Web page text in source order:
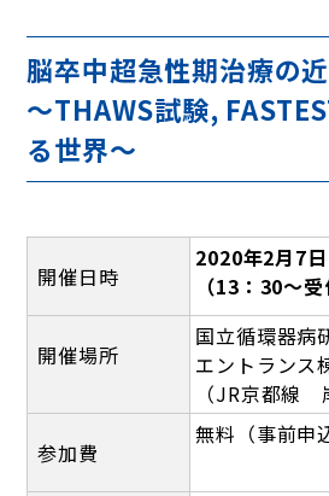
脳卒中超急性期治療の
～THAWS試験,
る世界～
開催日時
2020年2月7
（13：30～受
開催場所
国立循環器病
エントランス
（JR京都線
参加費
無料（事前申